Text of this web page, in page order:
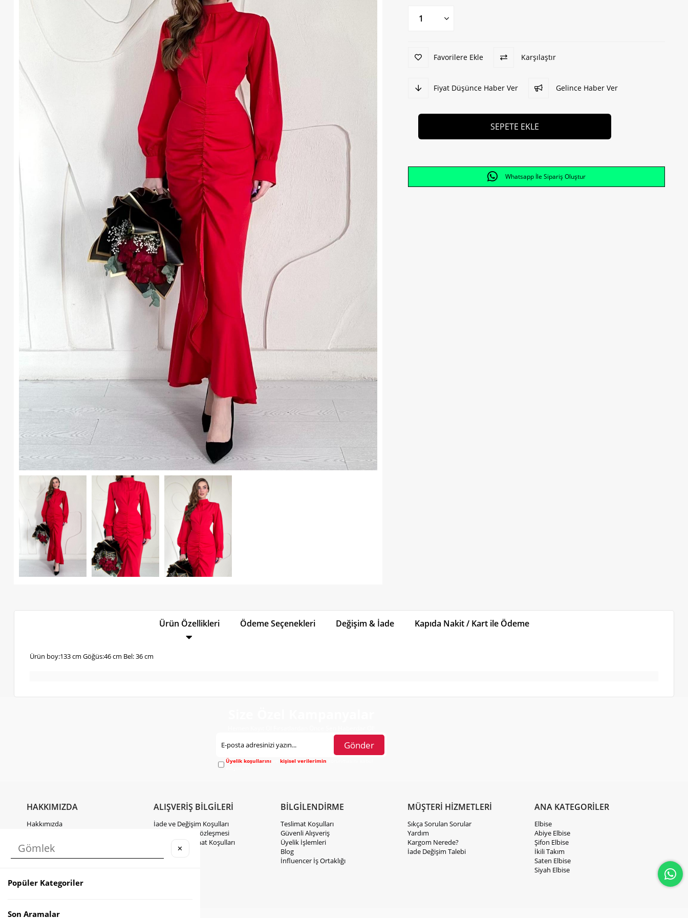
Favorilere Ekle Karşılaştır
Fiyat Düşünce Haber Ver Gelince Haber Ver
Whatsapp İle Sipariş Oluştur
Ürün Özellikleri Ödeme Seçenekleri Değişim & İade Kapıda Nakit / Kart ile Ödeme
Ürün boy:133 cm Göğüs:46 cm Bel: 36 cm
Gönder
Üyelik koşullarını vekişisel verilerimin
HAKKIMIZDA
Hakkımızda
KVKK Hakkında Bilgilendirme
İletişim
Instagram
ALIŞVERİŞ BİLGİLERİ
İade ve Değişim Koşulları
Mesafeli Satış Sözleşmesi
Kargo ve Teslimat Koşulları
BİLGİLENDİRME
Teslimat Koşulları
Güvenli Alışveriş
Üyelik İşlemleri
Blog
İnfluencer İş Ortaklığı
MÜŞTERİ HİZMETLERİ
Sıkça Sorulan Sorular
Yardım
Kargom Nerede?
İade Değişim Talebi
ANA KATEGORİLER
Elbise
Abiye Elbise
Şifon Elbise
İkili Takım
Saten Elbise
Siyah Elbise
✕
Popüler Kategoriler
Son Aramalar